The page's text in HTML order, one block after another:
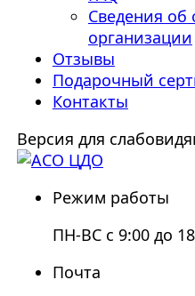
Сведения об
организации
Отзывы
Подарочный
Контакты
Версия для
Режим работы
ПН-ВС с 9:00 до
Почта